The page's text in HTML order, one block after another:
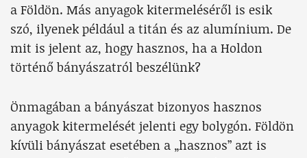
a Földön. Más anyagok kitermeléséről is esik
szó, ilyenek például a titán és az alumínium. De
mit is jelent az, hogy hasznos, ha a Holdon
történő bányászatról beszélünk?
Önmagában a bányászat bizonyos hasznos
anyagok kitermelését jelenti egy bolygón. Földön
kívüli bányászat esetében a „hasznos” azt is